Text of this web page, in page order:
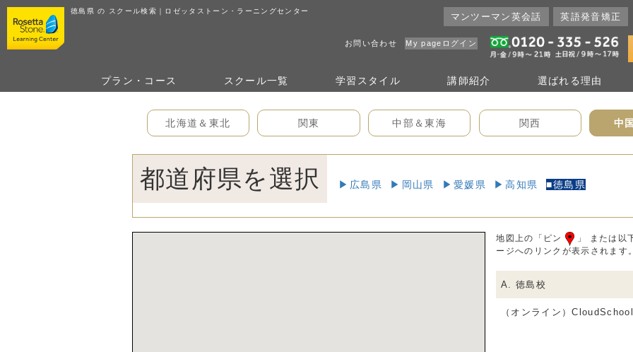
徳島県 の スクール検索 ｜ロゼッタストーン・ラーニングセンター
プラン・コース スクール一覧 学習 スタイル 講師紹介 選ばれる理由
マンツーマン英会話 英語発音矯正
お問い合わせ My pageログイン
北海道＆東北 関東 中部＆東海 関西 中
都道府県を選択 広島県 岡山県 愛媛県 高知県 徳島県
地図上の「ピン
」 または以
ージへのリンクが表示されます。
A. 徳島校
（オンライン）